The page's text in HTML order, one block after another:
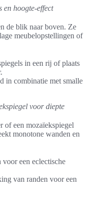
en hoogte-effect
de blik naar boven. Ze
meubelopstellingen of
in een rij of plaats
in combinatie met smalle
voor diepte
of een mozaïekspiegel
monotone wanden en
een eclectische
van randen voor een